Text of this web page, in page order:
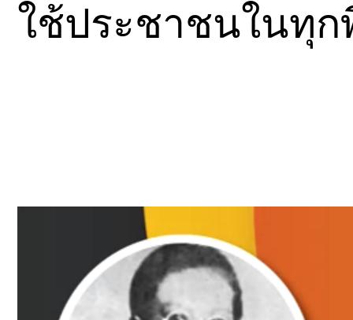
ใช้ประชาชนในทุ